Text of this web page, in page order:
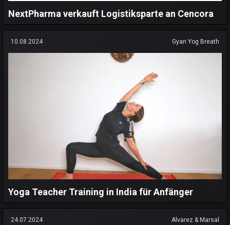
NextPharma verkauft Logistiksparte an Cencora
10.08.2024 Gyan Yog Breath
Yoga Teacher Training in India für Anfänger
24.07.2024 Alvarez & Marsal